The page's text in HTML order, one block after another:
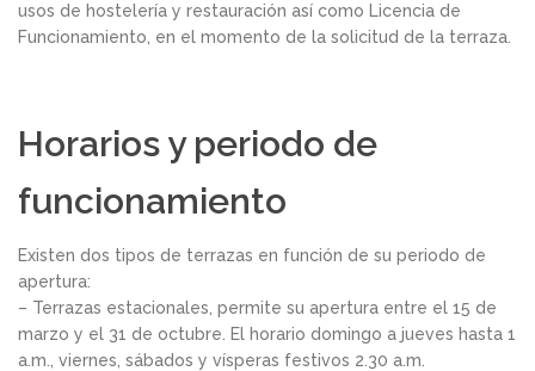
usos de hostelería y restauración así como Licencia de
Funcionamiento, en el momento de la solicitud de la terraza.
Horarios y periodo de
funcionamiento
Existen dos tipos de terrazas en función de su periodo de
apertura:
– Terrazas estacionales, permite su apertura entre el 15 de
marzo y el 31 de octubre. El horario domingo a jueves hasta 1
a.m., viernes, sábados y vísperas festivos 2.30 a.m.